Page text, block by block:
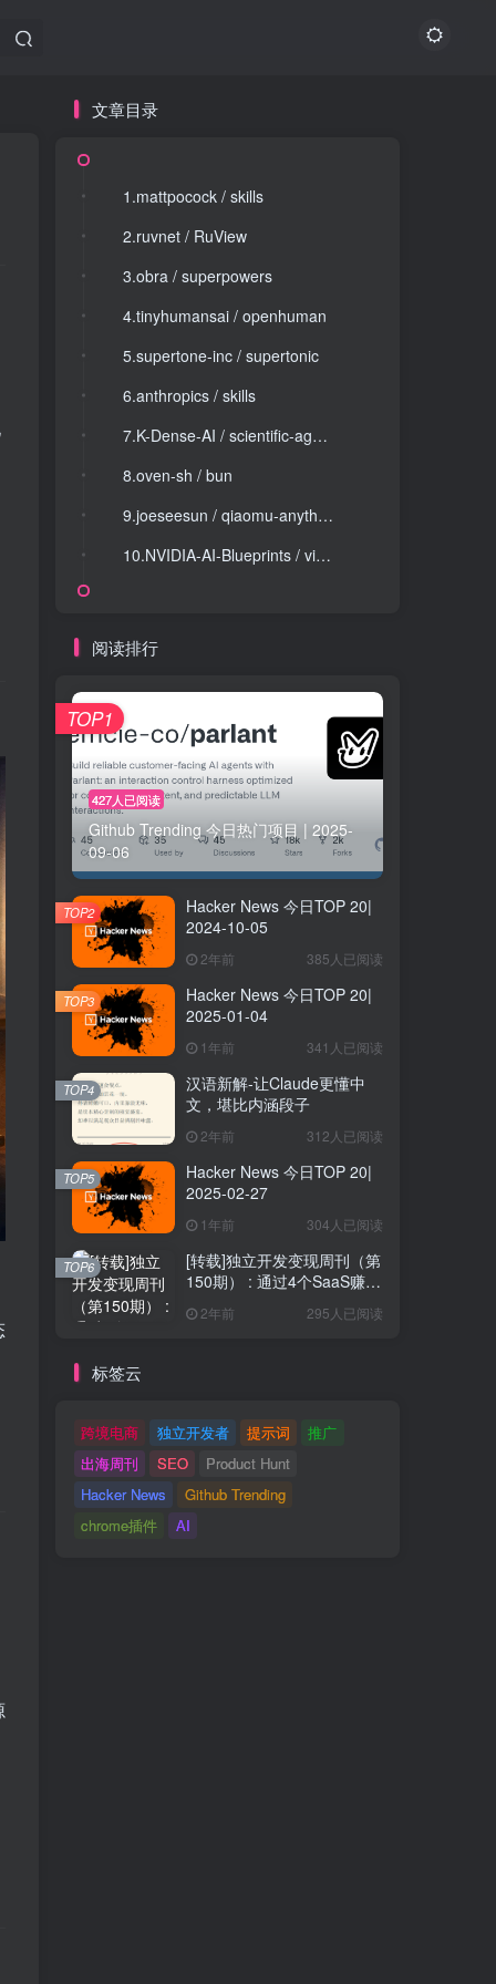
文章目录
1.mattpocock / skills
2.ruvnet / RuView
3.obra / superpowers
4.tinyhumansai / openhuman
5.supertone-inc / supertonic
6.anthropics / skills
7.K-Dense-AI / scientific-agent-skills
8.oven-sh / bun
9.joeseesun / qiaomu-anything-to-notebooklm
10.NVIDIA-AI-Blueprints / video-search-and-summarization
文章目录
1.mattpocock / skills
2.ruvnet / RuView
3.obra / superpowers
4.tinyhumansai / openhuman
5.supertone-inc / supertonic
6.anthropics / skills
7.K-Dense-AI / scientific-agent-skills
8.oven-sh / bun
9.joeseesun / qiaomu-anything-to-notebooklm
10.NVIDIA-AI-Blueprints / video-search-and-summarization
阅读排行
427人已阅读
Github Trending 今日热门项目 | 2025-
09-06
TOP1
Hacker News 今日TOP 20|
2024-10-05
2年前 385人已阅读
TOP2
Hacker News 今日TOP 20|
2025-01-04
1年前 341人已阅读
TOP3
汉语新解-让Claude更懂中
文，堪比内涵段子
2年前 312人已阅读
TOP4
Hacker News 今日TOP 20|
2025-02-27
1年前 304人已阅读
TOP5
[转载]独立开发变现周刊（第
150期） : 通过4个SaaS赚取
2年前 295人已阅读
TOP6
标签云
跨境电商 独立开发者 提示词
推广
出海周刊
SEO
Product Hunt
Hacker News
Github Trending
chrome插件
AI